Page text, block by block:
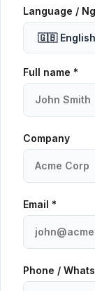
Language /
Full name *
Company
Email *
Phone /